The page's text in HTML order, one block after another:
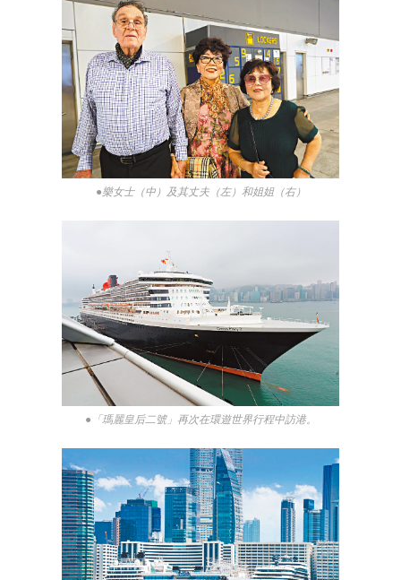
●樂女士（中）及其丈夫（左）和姐姐（右）
●「瑪麗皇后二號」再次在環遊世界行程中訪港。